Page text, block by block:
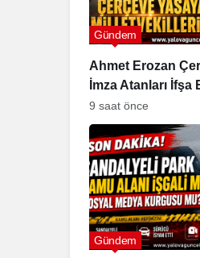
Ahmet Erozan
İmza Atanları İfşa
Gündem
9 saat önce
Gündem
Kalkış Yapamadı!